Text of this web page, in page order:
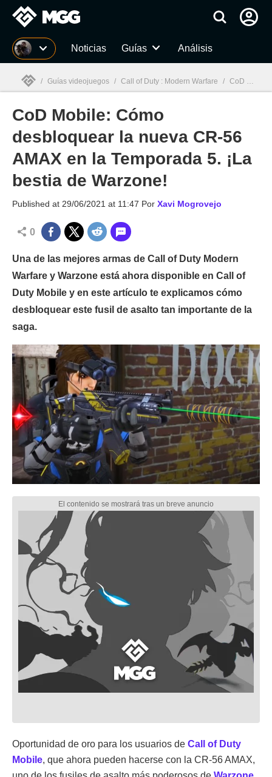
MGG Noticias Guías Análisis
MGG
/ Guías videojuegos / Call of Duty : Modern Warfare / CoD Mobile: Cómo desbloquear la nueva CR-56 AMAX en la Temporada 5. ¡La bestia de Warzone!
CoD Mobile: Cómo
desbloquear la nueva CR-56
AMAX en la Temporada 5. ¡La
bestia de Warzone!
Published at 29/06/2021 at 11:47 Por Xavi Mogrovejo
0
Una de las mejores armas de Call of Duty Modern
Warfare y Warzone está ahora disponible en Call of
Duty Mobile y en este artículo te explicamos cómo
desbloquear este fusil de asalto tan importante de la
saga.
Oportunidad de oro para los usuarios de Call of Duty
Mobile, que ahora pueden hacerse con la CR-56 AMAX,